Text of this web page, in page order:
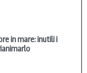
in mare: inutili i